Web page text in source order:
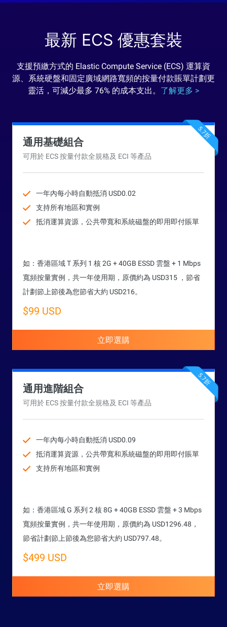
最新 ECS 優惠套裝
支援預繳方式的 Elastic Compute Service (ECS) 運算資
源、系統硬盤和固定廣域網路寬頻的按量付款賬單計劃更
靈活，可減少最多 76% 的成本支出。 了解更多 >
5.7折
通用基礎組合
可用於 ECS 按量付款全規格及 ECI 等產品
一年內每小時自動抵消 USD0.02
支持所有地區和實例
抵消運算資源，公共帶寬和系統磁盤的即用即付賬單
如：香港區域 T 系列 1 核 2G + 40GB ESSD 雲盤 + 1 Mbps
寬頻按量實例，共一年使用期，原價約為 USD315 ，節省
計劃節上節後為您節省大約 USD216。
$99 USD
立即選購
5.7折
通用進階組合
可用於 ECS 按量付款全規格及 ECI 等產品
一年內每小時自動抵消 USD0.09
抵消運算資源，公共帶寬和系統磁盤的即用即付賬單
支持所有地區和實例
如：香港區域 G 系列 2 核 8G + 40GB ESSD 雲盤 + 3 Mbps
寬頻按量實例，共一年使用期，原價約為 USD1296.48，
節省計劃節上節後為您節省大約 USD797.48。
$499 USD
立即選購